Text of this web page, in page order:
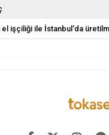
el işçiliği ile İstanbul'da